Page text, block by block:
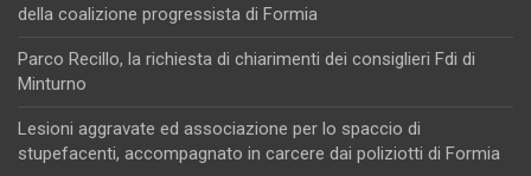
della coalizione progressista di Formia
Parco Recillo, la richiesta di chiarimenti dei consiglieri Fdi di
Minturno
Lesioni aggravate ed associazione per lo spaccio di
stupefacenti, accompagnato in carcere dai poliziotti di Formia